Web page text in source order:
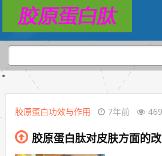
胶原蛋白功效与作用 7年前
胶原蛋白肽对皮肤方面的